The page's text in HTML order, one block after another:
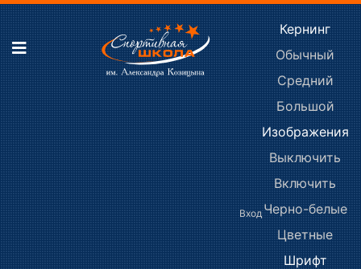
Кернинг
Обычный
Средний
Большой
Изображения
Выключить
Включить
Черно-белые
Цветные
Шрифт
Вход